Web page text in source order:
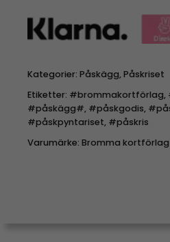
Kategorier: Påskägg,Påskriset
Etiketter: #brommakortförlag,
#påskägg#, #påskgodis,
#påskpyntariset, #påskris
Varumärke: Bromma kortförlag